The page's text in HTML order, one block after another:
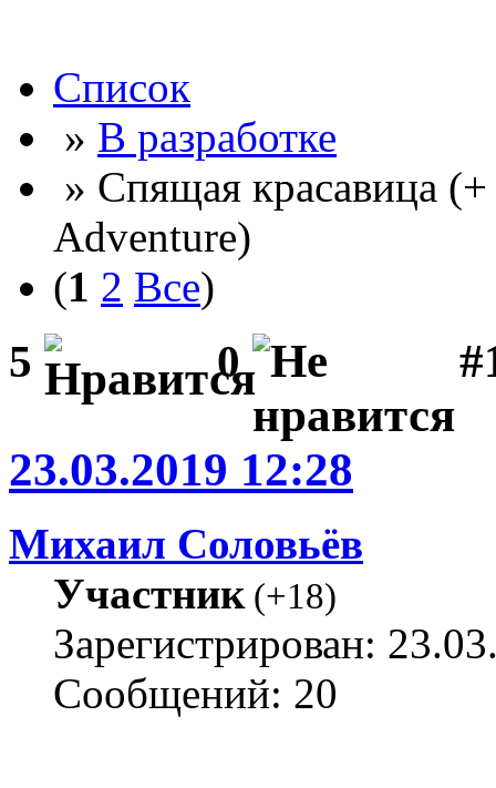
Список
» В разработке
» Спящая красавица
Adventure)
(1 2 Все)
5 0
23.03.2019 12:28
Михаил Соловьёв
Участник(+18)
Зарегистрирован:
Сообщений: 20